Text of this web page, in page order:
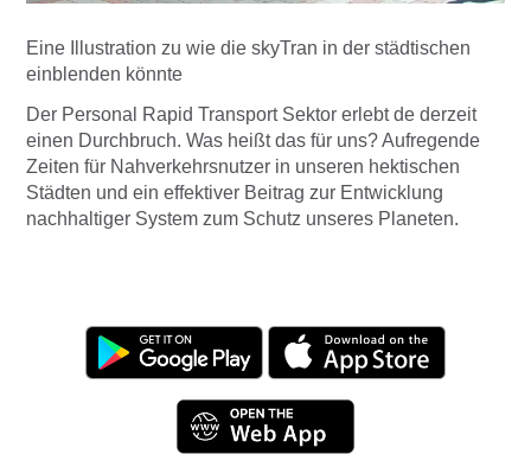
Eine Illustration zu wie die skyTran in der städtischen
einblenden könnte
Der Personal Rapid Transport Sektor erlebt de derzeit
einen Durchbruch. Was heißt das für uns? Aufregende
Zeiten für Nahverkehrsnutzer in unseren hektischen
Städten und ein effektiver Beitrag zur Entwicklung
nachhaltiger System zum Schutz unseres Planeten.